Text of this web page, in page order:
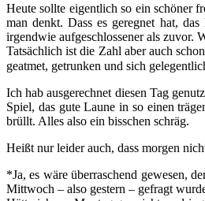
Heute sollte eigentlich so ein schöner
man denkt. Dass es geregnet hat,
irgendwie aufgeschlossener als zuvor.
Tatsächlich ist die Zahl aber auch
geatmet, getrunken und sich
Ich hab ausgerechnet diesen Tag
Spiel, das gute Laune in so einen
brüllt. Alles also ein bisschen schräg.
Heißt nur leider auch, dass morgen
*Ja, es wäre überraschend gewesen,
Mittwoch – also gestern – gefragt